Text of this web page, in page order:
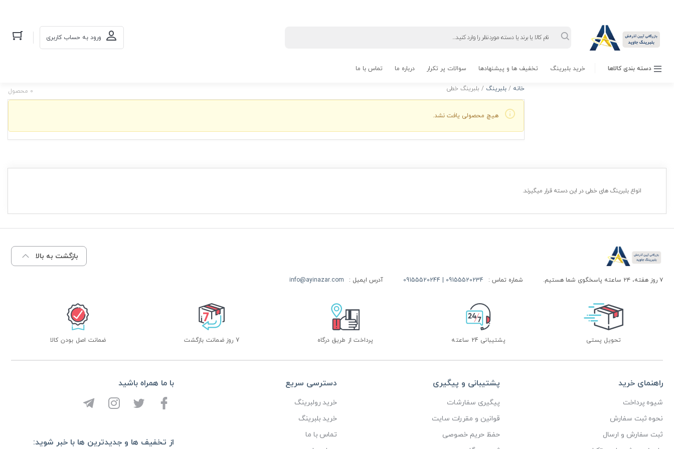
search ورود به حساب کاربری
دسته بندی کالاها خرید بلبرینگ تخفیف ها و پیشنهادها سوالات پر تکرار درباره ما تماس با ما
خانه / بلبرینگ / بلبرینگ خطی 0 محصول
هیچ محصولی یافت نشد.
انواع بلبرینگ های خطی در این دسته قرار میگیرند.
بازگشت به بالا
۷ روز هفته، ۲۴ ساعته پاسخگوی شما هستیم. شماره تماس : 09155520234 | 09155520244 آدرس ایمیل : info@ayinazar.com
تحویل پستی پشتیبانی 24 ساعته پرداخت از طریق درگاه 7 روز ضمانت بازگشت ضمانت اصل بودن کالا
راهنمای خرید
شیوه پرداخت
نحوه ثبت سفارش
ثبت سفارش و ارسال
پشتیبانی و پیگیری
پیگیری سفارشات
قوانین و مقررات سایت
حفظ حریم خصوصی
دسترسی سریع
خرید رولبرینگ
خرید بلبرینگ
تماس با ما
از تخفیف ها و جدیدترین ها با خبر شوید:
با ما همراه باشید